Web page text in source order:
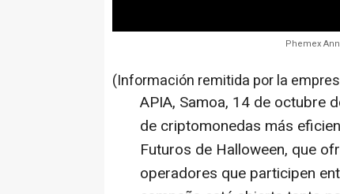
Phemex
(Información remitida por la
APIA, Samoa, 14 de octubre
de criptomonedas más
Futuros de Halloween, que
operadores que participen